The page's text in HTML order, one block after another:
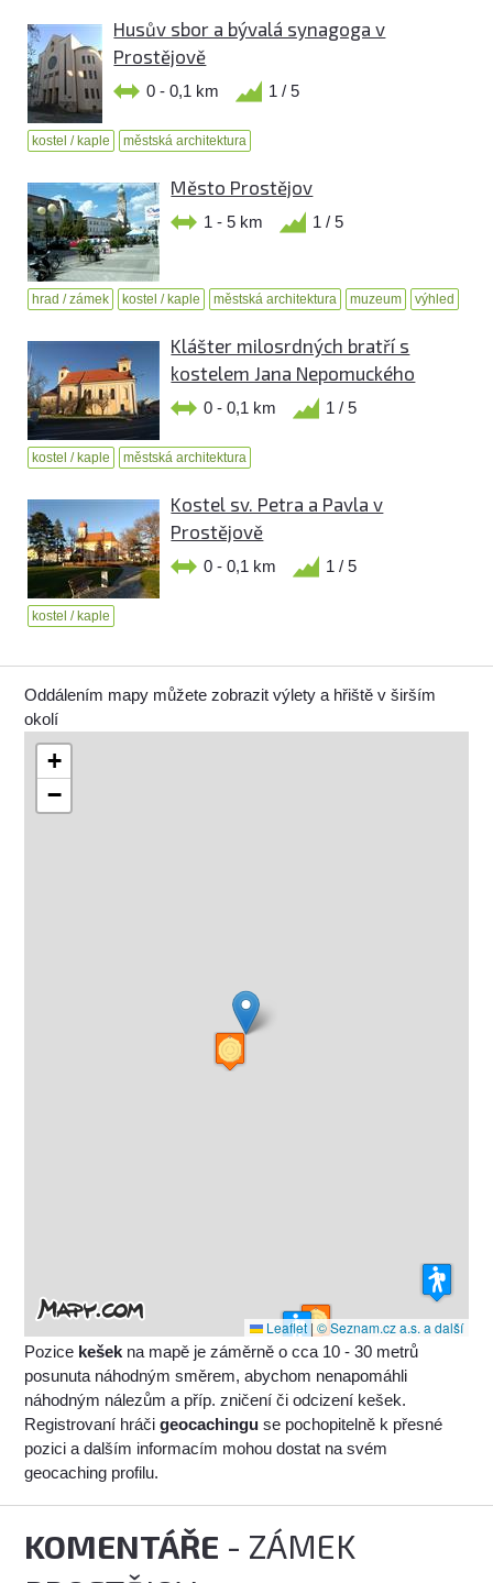
Husův sbor a bývalá synagoga v
Prostějově
0 - 0,1 km 1 / 5
kostel / kaple městská architektura
Město Prostějov
1 - 5 km 1 / 5
hrad / zámek kostel / kaple městská architektura muzeum výhled
Klášter milosrdných bratří s
kostelem Jana Nepomuckého
0 - 0,1 km 1 / 5
kostel / kaple městská architektura
Kostel sv. Petra a Pavla v
Prostějově
0 - 0,1 km 1 / 5
kostel / kaple
Oddálením mapy můžete zobrazit výlety a hřiště v širším
okolí
+
−
Leaflet | © Seznam.cz a.s. a další
Pozice kešek na mapě je záměrně o cca 10 - 30 metrů
posunuta náhodným směrem, abychom nenapomáhli
náhodným nálezům a příp. zničení či odcizení kešek.
Registrovaní hráčigeocachingu se pochopitelně k přesné
pozici a dalším informacím mohou dostat na svém
geocaching profilu.
KOMENTÁŘE - ZÁMEK